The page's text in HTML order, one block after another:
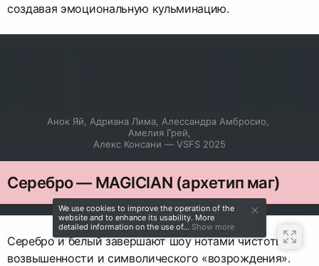
создавая эмоциональную кульминацию.
Анок Яй, Адриана Лима, Алессандра Амбросио,
Амелия Грей,
Алекс Консани — VSFS 2025
Серебро — MAGICIAN (архетип маг)
Серебро и белый завершают шоу нотами чистоты,
возвышенности и символического «возрождения».
We use cookies to improve the operation of the
website and to enhance its usability. More
detailed information on the use of... Show more